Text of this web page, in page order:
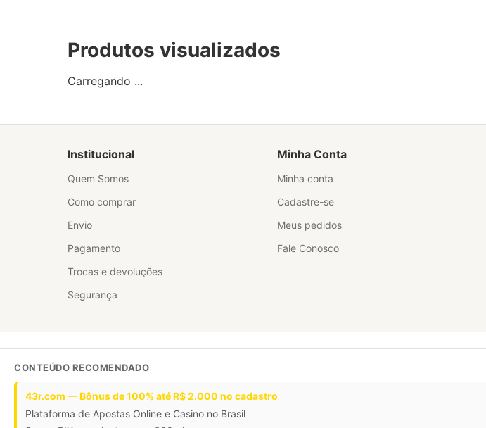
Produtos visualizados
Carregando ...
Institucional
Quem Somos
Como comprar
Envio
Pagamento
Trocas e devoluções
Segurança
Minha Conta
Minha conta
Cadastre-se
Meus pedidos
Fale Conosco
CONTEÚDO RECOMENDADO
43r.com — Bônus de 100% até R$ 2.000 no cadastro
Plataforma de Apostas Online e Casino no Brasil